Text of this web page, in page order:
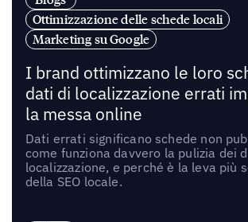
Ottimizzazione delle schede locali
Marketing su Google
I brand ottimizzano le loro
dati di localizzazione errati
la messa online
Dati errati significano schede non
come funziona davvero la pulizia dei
localizzazione, e perché è la leva più
della SEO locale.